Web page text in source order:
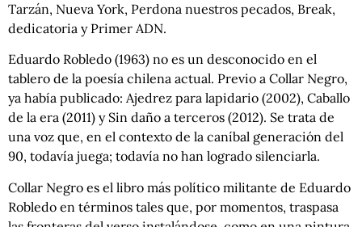
Tarzán, Nueva York, Perdona nuestros pecados, Break,
dedicatoria y Primer ADN.
Eduardo Robledo (1963) no es un desconocido en el
tablero de la poesía chilena actual. Previo a Collar Negro,
ya había publicado: Ajedrez para lapidario (2002), Caballo
de la era (2011) y Sin daño a terceros (2012). Se trata de
una voz que, en el contexto de la caníbal generación del
90, todavía juega; todavía no han logrado silenciarla.
Collar Negro es el libro más político militante de Eduardo
Robledo en términos tales que, por momentos, traspasa